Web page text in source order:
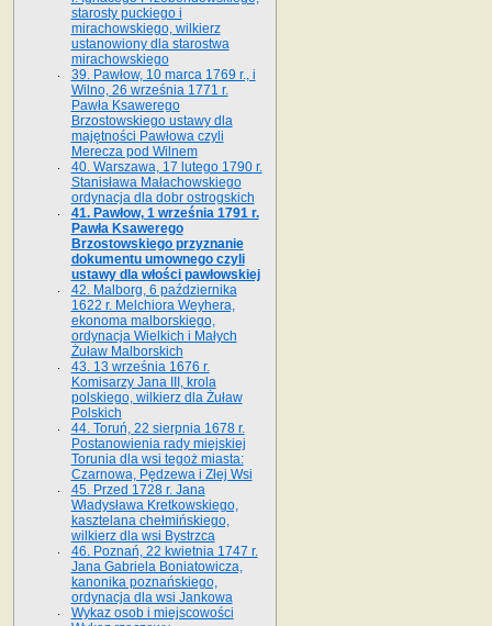
starosty puckiego i
mirachowskiego, wilkierz
ustanowiony dla starostwa
mirachowskiego
39. Pawłow, 10 marca 1769 r., i
Wilno, 26 września 1771 r.
Pawła Ksawerego
Brzostowskiego ustawy dla
majętności Pawłowa czyli
Merecza pod Wilnem
40. Warszawa, 17 lutego 1790 r.
Stanisława Małachowskiego
ordynacja dla dobr ostrogskich
41. Pawłow, 1 września 1791 r.
Pawła Ksawerego
Brzostowskiego przyznanie
dokumentu umownego czyli
ustawy dla włości pawłowskiej
42. Malborg, 6 października
1622 r. Melchiora Weyhera,
ekonoma malborskiego,
ordynacja Wielkich i Małych
Żuław Malborskich
43. 13 września 1676 r.
Komisarzy Jana III, krola
polskiego, wilkierz dla Żuław
Polskich
44. Toruń, 22 sierpnia 1678 r.
Postanowienia rady miejskiej
Torunia dla wsi tegoż miasta:
Czarnowa, Pędzewa i Złej Wsi
45. Przed 1728 r. Jana
Władysława Kretkowskiego,
kasztelana chełmińskiego,
wilkierz dla wsi Bystrzca
46. Poznań, 22 kwietnia 1747 r.
Jana Gabriela Boniatowicza,
kanonika poznańskiego,
ordynacja dla wsi Jankowa
Wykaz osob i miejscowości